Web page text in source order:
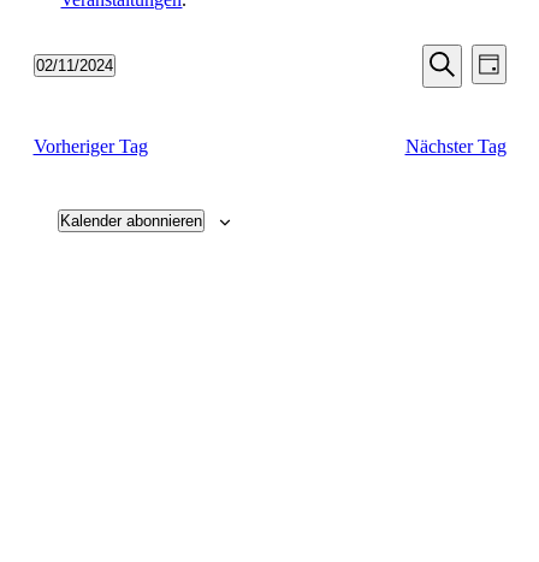
Suche
Suche
Tag
02/11/2024
Vorheriger Tag
Nächster Tag
Kalender abonnieren